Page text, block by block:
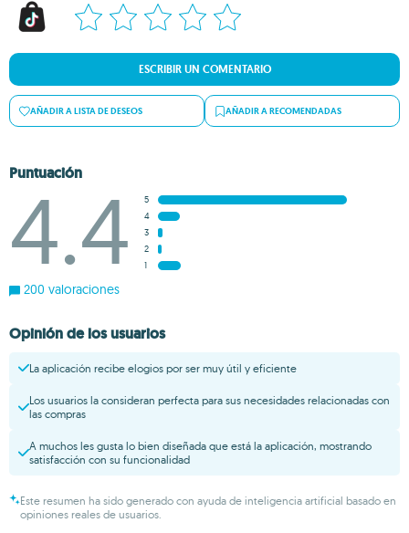
ESCRIBIR UN COMENTARIO
AÑADIR A LISTA DE DESEOS AÑADIR A RECOMENDADAS
Puntuación
4.4
5
4
3
2
1
200 valoraciones
Opinión de los usuarios
La aplicación recibe elogios por ser muy útil y eficiente
Los usuarios la consideran perfecta para sus necesidades relacionadas con
las compras
A muchos les gusta lo bien diseñada que está la aplicación, mostrando
satisfacción con su funcionalidad
Este resumen ha sido generado con ayuda de inteligencia artificial basado en
opiniones reales de usuarios.